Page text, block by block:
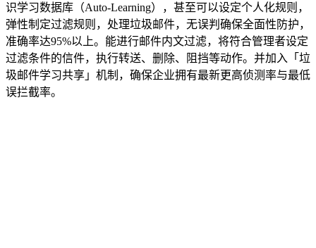
识学习数据库（Auto-Learning），甚至可以设定个人化规则，
弹性制定过滤规则，处理垃圾邮件，无误判确保全面性防护，
准确率达95%以上。能进行邮件内文过滤，将符合管理者设定
过滤条件的信件，执行转送、删除、阻挡等动作。并加入「垃
圾邮件学习共享」机制，确保企业拥有最新更高侦测率与最低
误拦截率。